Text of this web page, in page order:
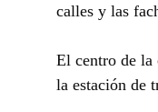
calles y las
El centro de la
la estación de